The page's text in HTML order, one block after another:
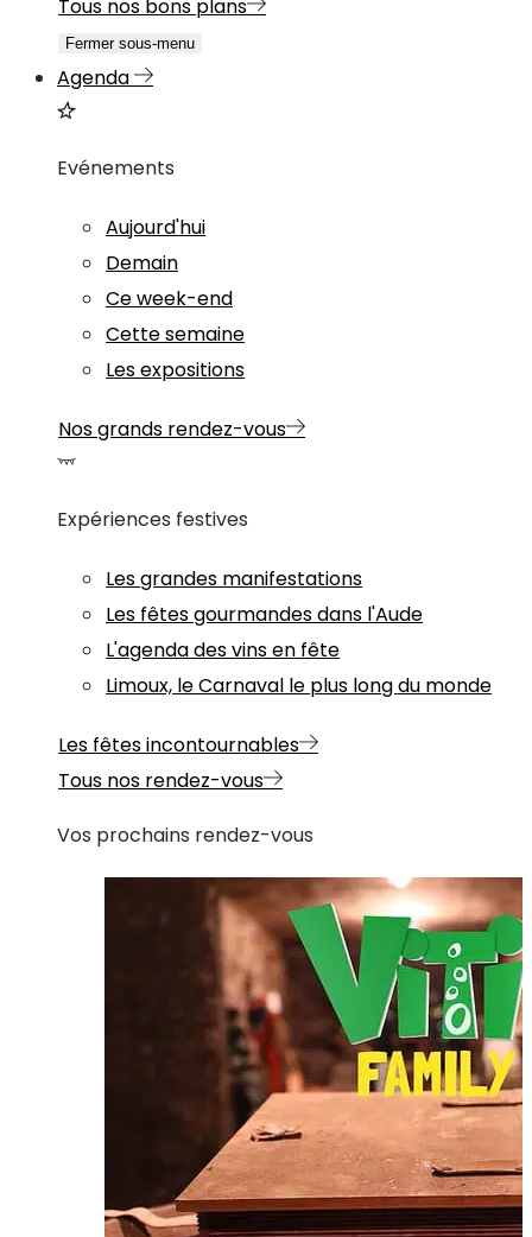
Tous nos bons plans
Fermer sous-menu
Agenda
Evénements
Aujourd'hui
Demain
Ce week-end
Cette semaine
Les expositions
Nos grands rendez-vous
Expériences festives
Les grandes manifestations
Les fêtes gourmandes dans l'Aude
L'agenda des vins en fête
Limoux, le Carnaval le plus long du monde
Les fêtes incontournables
Tous nos rendez-vous
Vos prochains rendez-vous